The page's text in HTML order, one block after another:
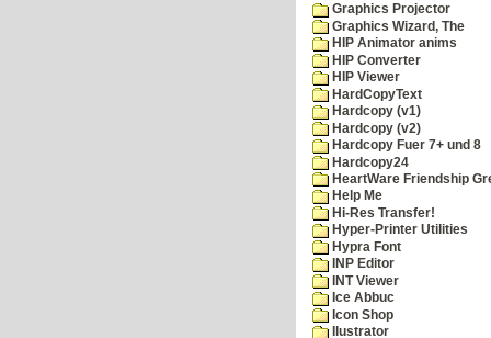
Graphics Projector
Graphics Wizard, The
HIP Animator anims
HIP Converter
HIP Viewer
HardCopyText
Hardcopy (v1)
Hardcopy (v2)
Hardcopy Fuer 7+ und 8
Hardcopy24
HeartWare Friendship
Help Me
Hi-Res Transfer!
Hyper-Printer Utilities
Hypra Font
INP Editor
INT Viewer
Ice Abbuc
Icon Shop
Ilustrator